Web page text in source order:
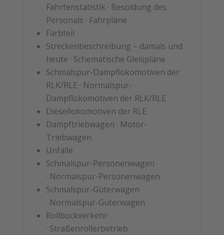
Fahrtenstatistik · Besoldung des
Personals · Fahrpläne
Farbteil
Streckenbeschreibung – damals und
heute · Schematische Gleispläne
Schmalspur-Dampflokomotiven der
RLK/RLE · Normalspur-
Dampflokomotiven der RLK/RLE
Diesellokomotiven der RLE
Dampftriebwagen · Motor-
Triebwagen
Unfälle
Schmalspur-Personenwagen
· Normalspur-Personenwagen
Schmalspur-Güterwagen
· Normalspur-Güterwagen
Rollbockverkehr
· Straßenrollerbetrieb